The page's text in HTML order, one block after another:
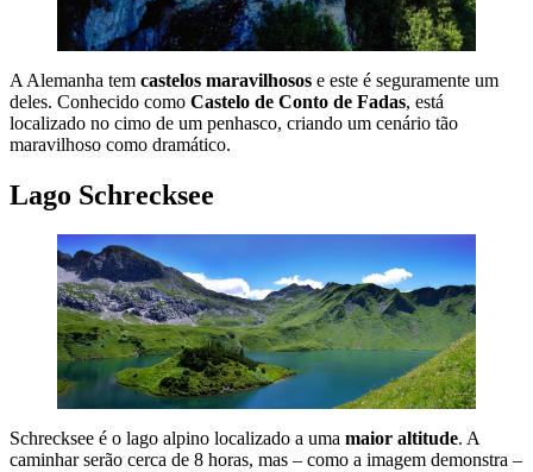
A Alemanha tem castelos maravilhosos e este é seguramente um
deles. Conhecido como Castelo de Conto de Fadas, está
localizado no cimo de um penhasco, criando um cenário tão
maravilhoso como dramático.
Lago Schrecksee
Schrecksee é o lago alpino localizado a uma maior altitude. A
caminhar serão cerca de 8 horas, mas – como a imagem demonstra –